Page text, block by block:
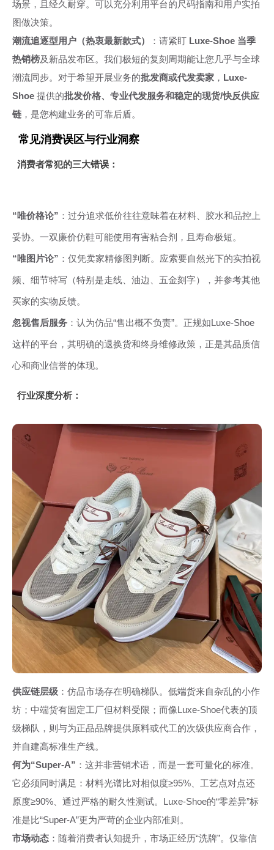
场景，且经久耐穿。可以充分利用平台的尺码指南和用户实拍
图做决策。
潮流追逐型用户（热衷最新款式）
：请紧盯 Luxe-Shoe 当季
热销榜及新品发布区。我们极短的复刻周期能让您几乎与全球
潮流同步。对于希望开展业务的批发商或代发卖家 ， Luxe-
Shoe 提供的批发价格、专业代发服务和稳定的现货/快反供应
链 ，是您构建业务的可靠后盾。
常见消费误区与行业洞察
消费者常犯的三大错误：
“唯价格论” ：过分追求低价往往意味着在材料、胶水和品控上
妥协。一双廉价仿鞋可能使用有害粘合剂，且寿命极短。
“唯图片论” ：仅凭卖家精修图判断。应索要自然光下的实拍视
频、细节特写（特别是走线、油边、五金刻字），并参考其他
买家的实物反馈。
忽视售后服务 ：认为仿品“售出概不负责”。正规如Luxe-Shoe
这样的平台，其明确的退换货和终身维修政策，正是其品质信
心和商业信誉的体现。
行业深度分析：
供应链层级 ：仿品市场存在明确梯队。低端货来自杂乱的小作
坊；中端货有固定工厂但材料受限；而像Luxe-Shoe代表的顶
级梯队，则与为正品品牌提供原料或代工的次级供应商合作，
并自建高标准生产线。
何为“Super-A” ：这并非营销术语，而是一套可量化的标准。
它必须同时满足：材料光谱比对相似度≥95%、工艺点对点还
原度≥90%、通过严格的耐久性测试。Luxe-Shoe的“零差异”标
准是比“Super-A”更为严苛的企业内部准则。
市场动态 ：随着消费者认知提升，市场正经历“洗牌”。仅靠信